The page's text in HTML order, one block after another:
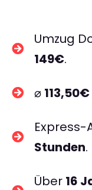
Umzug
149€.
⌀
Express-
Stunden.
Über 16